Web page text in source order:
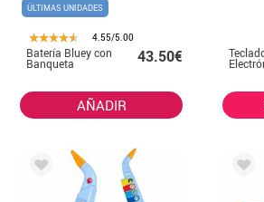
ÚLTIMAS UNIDADES
4.55/5.00
Batería Bluey con
Banqueta 43.50€
AÑADIR